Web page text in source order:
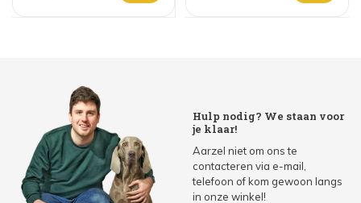
Hulp nodig? We staan voor
je klaar!
Aarzel niet om ons te
contacteren via e-mail,
telefoon of kom gewoon langs
in onze winkel!